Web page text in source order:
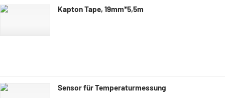
Kapton Tape, 19mm*5,5m
Sensor für Temperaturmessung